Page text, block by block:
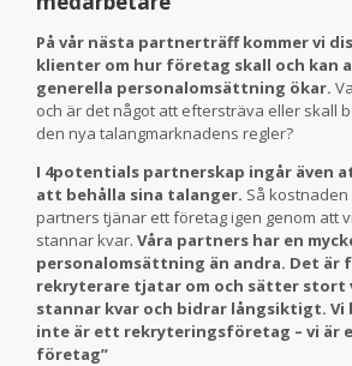
På vår nästa partnerträff kommer vi
klienter om hur företag skall och kan
generella personalomsättning ökar.
och är det något att eftersträva eller skall
den nya talangmarknadens regler?
I 4potentials partnerskap ingår även
att behålla sina talanger. Så
partners tjänar ett företag igen genom att
stannar kvar. Våra partners har en
personalomsättning än andra. Det är
rekryterare tjatar om och sätter stort
stannar kvar och bidrar långsiktigt. Vi
inte är ett rekryteringsföretag – vi är
företag”